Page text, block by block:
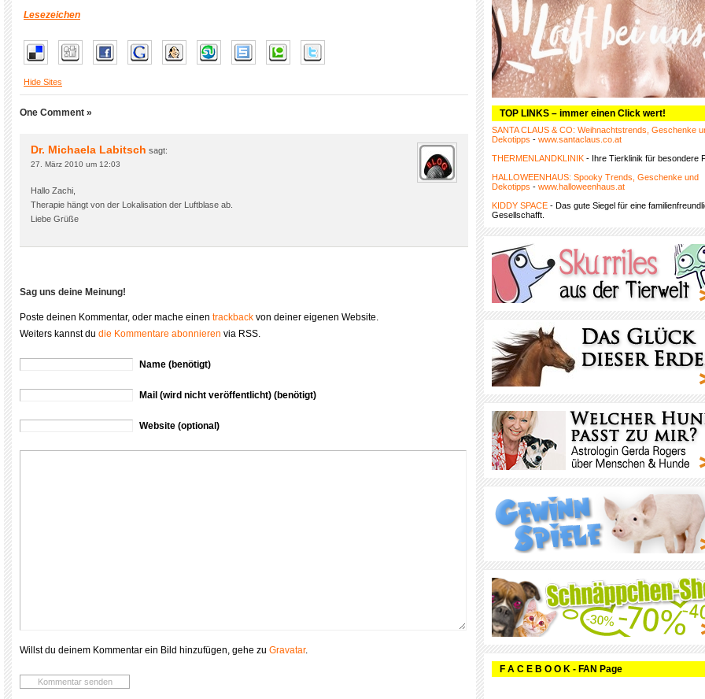
Lesezeichen
Hide Sites
One Comment »
Dr. Michaela Labitsch sagt:
27. März 2010 um 12:03
Hallo Zachi,
Therapie hängt von der Lokalisation der Luftblase ab.
Liebe Grüße
Sag uns deine Meinung!
Poste deinen Kommentar, oder mache einen trackback von deiner eigenen Website.
Weiters kannst du die Kommentare abonnieren via RSS.
Name (benötigt)
Mail (wird nicht veröffentlicht) (benötigt)
Website (optional)
Willst du deinem Kommentar ein Bild hinzufügen, gehe zu Gravatar.
TOP LINKS – immer einen Click wert!
SANTA CLAUS & CO: Weihnachtstrends, Geschenke
Dekotipps - www.santaclaus.co.at
THERMENLANDKLINIK - Ihre Tierklinik für besondere
HALLOWEENHAUS: Spooky Trends, Geschenke und
Dekotipps - www.halloweenhaus.at
KIDDY SPACE - Das gute Siegel für eine
Gesellschafft.
F A C E B O O K - FAN Page